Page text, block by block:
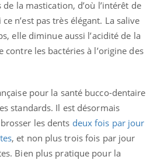
la mastication, d’où l’intérêt de
n’est pas très élégant. La salive
elle diminue aussi l’acidité de la
contre les bactéries à l’origine des
pour la santé bucco-dentaire
standards. Il est désormais
les dents deux fois par jour
, et non plus trois fois par jour
Bien plus pratique pour la